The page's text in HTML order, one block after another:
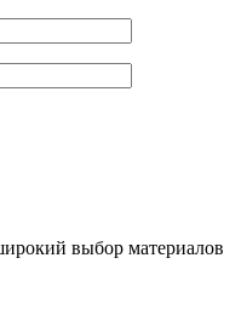
выбор материалов